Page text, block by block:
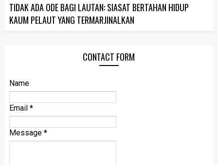
TIDAK ADA ODE BAGI LAUTAN: SIASAT BERTAHAN HIDUP
KAUM PELAUT YANG TERMARJINALKAN
CONTACT FORM
Name
Email *
Message *